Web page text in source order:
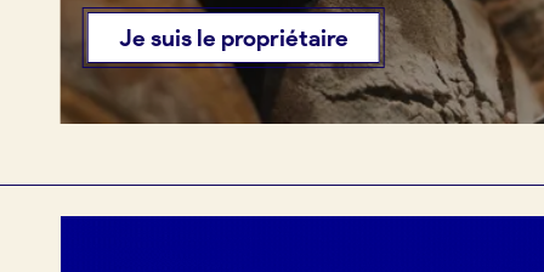
Je suis le propriétaire